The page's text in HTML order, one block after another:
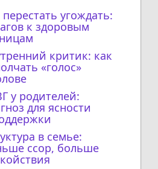
перестать угождать:
к здоровым
критик: как
«голос»
у родителей:
для ясности
в семье:
ссор, больше